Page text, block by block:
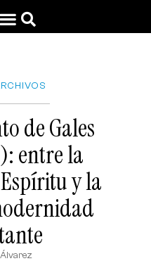
de Gales
entre la
y la